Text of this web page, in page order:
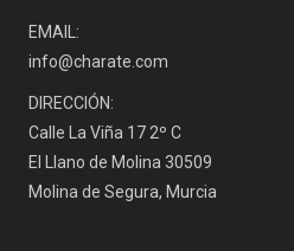
EMAIL:
info@charate.com
DIRECCIÓN:
Calle La Viña 17 2º C
El Llano de Molina 30509
Molina de Segura, Murcia